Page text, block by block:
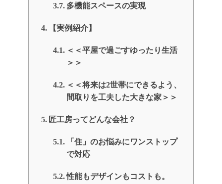
多機能スペースの実現
【実例紹介】
＜＜平屋で過ごすゆったり生活
＞＞
＜＜将来は2世帯にできるよう、
間取りを工夫した大きな家＞＞
匠工房ってどんな会社？
「住」のお悩みにワンストップ
で対応
性能もデザインもコストも。